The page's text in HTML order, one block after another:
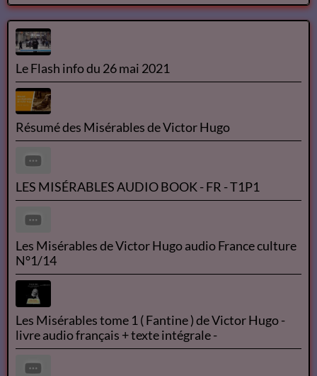
Le Flash info du 26 mai 2021
Résumé des Misérables de Victor Hugo
LES MISÉRABLES AUDIO BOOK - FR - T1P1